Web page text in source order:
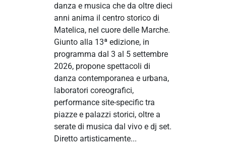
danza e musica che da oltre dieci
anni anima il centro storico di
Matelica, nel cuore delle Marche.
Giunto alla 13ª edizione, in
programma dal 3 al 5 settembre
2026, propone spettacoli di
danza contemporanea e urbana,
laboratori coreografici,
performance site-specific tra
piazze e palazzi storici, oltre a
serate di musica dal vivo e dj set.
Diretto artisticamente...